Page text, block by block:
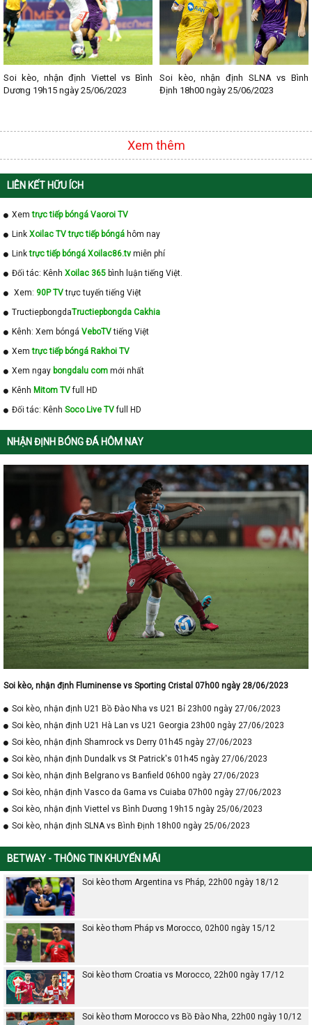
Soi kèo, nhận định Viettel vs Bình
Dương 19h15 ngày 25/06/2023
Soi kèo, nhận định SLNA vs Bình
Định 18h00 ngày 25/06/2023
Xem thêm
LIÊN KẾT HỮU ÍCH
Xemtrực tiếp bóngá Vaoroi TV
Link Xoilac TV trực tiếp bóngá hôm nay
Linktrực tiếp bóngá Xoilac86.tv miễn phí
Đối tác: Kênh Xoilac 365 bình luận tiếng Việt.
Xem: 90P TVtrực tuyến tiếng Việt
TructiepbongdaTructiepbongda Cakhia
Kênh: Xem bóngá VeboTVtiếng Việt
Xemtrực tiếp bóngá Rakhoi TV
Xem ngay bongdalu com mới nhất
Kênh Mitom TVfull HD
Đối tác: Kênh Soco Live TVfull HD
NHẬN ĐỊNH BÓNG ĐÁ HÔM NAY
Soi kèo, nhận định Fluminense vs Sporting Cristal 07h00 ngày 28/06/2023
Soi kèo, nhận định U21 Bồ Đào Nha vs U21 Bỉ 23h00 ngày 27/06/2023
Soi kèo, nhận định U21 Hà Lan vs U21 Georgia 23h00 ngày 27/06/2023
Soi kèo, nhận định Shamrock vs Derry 01h45 ngày 27/06/2023
Soi kèo, nhận định Dundalk vs St Patrick's 01h45 ngày 27/06/2023
Soi kèo, nhận định Belgrano vs Banfield 06h00 ngày 27/06/2023
Soi kèo, nhận định Vasco da Gama vs Cuiaba 07h00 ngày 27/06/2023
Soi kèo, nhận định Viettel vs Bình Dương 19h15 ngày 25/06/2023
Soi kèo, nhận định SLNA vs Bình Định 18h00 ngày 25/06/2023
BETWAY - THÔNG TIN KHUYẾN MÃI
Soi kèo thơm Argentina vs Pháp, 22h00 ngày 18/12
Soi kèo thơm Pháp vs Morocco, 02h00 ngày 15/12
Soi kèo thơm Croatia vs Morocco, 22h00 ngày 17/12
Soi kèo thơm Morocco vs Bồ Đào Nha, 22h00 ngày 10/12